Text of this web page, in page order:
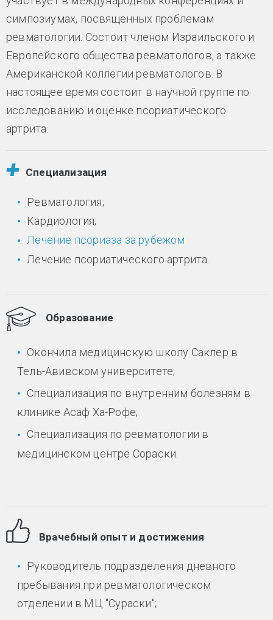
симпозиумах, посвященных проблемам
ревматологии. Состоит членом Израильского и
Европейского общества ревматологов, а также
Американской коллегии ревматологов. В
настоящее время состоит в научной группе по
исследованию и оценке псориатического
артрита.
Специализация
Ревматология;
Кардиология;
Лечение псориаза за рубежом
Лечение псориатического артрита.
Образование
Окончила медицинскую школу Саклер в
Тель-Авивском университете;
Специализация по внутренним болезням в
клинике Асаф Ха-Рофе;
Специализация по ревматологии в
медицинском центре Сораски.
Врачебный опыт и достижения
Руководитель подразделения дневного
пребывания при ревматологическом
отделении в МЦ "Сураски";